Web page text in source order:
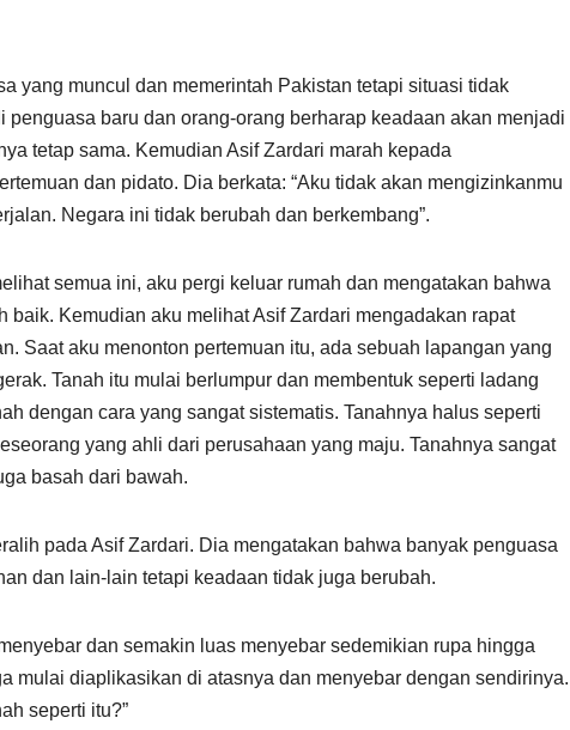
yang muncul dan memerintah Pakistan tetapi situasi tidak
baru dan orang-orang berharap keadaan akan menjadi
tetap sama. Kemudian Asif Zardari marah kepada
dan pidato. Dia berkata: “Aku tidak akan mengizinkanmu
Negara ini tidak berubah dan berkembang”.
semua ini, aku pergi keluar rumah dan mengatakan bahwa
Kemudian aku melihat Asif Zardari mengadakan rapat
Saat aku menonton pertemuan itu, ada sebuah lapangan yang
Tanah itu mulai berlumpur dan membentuk seperti ladang
dengan cara yang sangat sistematis. Tanahnya halus seperti
yang ahli dari perusahaan yang maju. Tanahnya sangat
basah dari bawah.
pada Asif Zardari. Dia mengatakan bahwa banyak penguasa
dan lain-lain tetapi keadaan tidak juga berubah.
dan semakin luas menyebar sedemikian rupa hingga
mulai diaplikasikan di atasnya dan menyebar dengan sendirinya.
seperti itu?”